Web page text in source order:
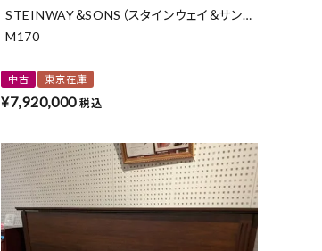
STEINWAY＆SONS（スタインウェイ＆サンズ）
M170
中古 東京在庫
¥7,920,000 税込